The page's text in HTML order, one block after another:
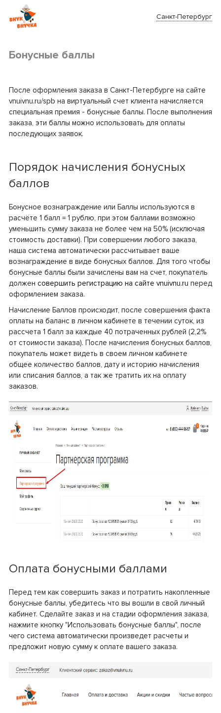
Санкт-Петербург
Бонусные баллы
После оформления заказа в Санкт-Петербурге на сайте
vnuivnu.ru/spb на виртуальный счет клиента начисляется
специальная премия - бонусные баллы. После выполнения
заказа, эти баллы можно использовать для оплаты
последующих заявок.
Порядок начисления бонусных
баллов
Бонусное вознаграждение или Баллы используются в
расчёте 1 балл = 1 рублю, при этом баллами возможно
уменьшить сумму заказа не более чем на 50% (исключая
стоимость доставки). При совершении любого заказа,
наша система автоматически рассчитывает ваше
вознаграждение в виде бонусных баллов. Для того чтобы
бонусные баллы были зачислены вам на счет, покупатель
должен совершить регистрацию на сайте vnuivnu.ru перед
оформлением заказа.
Начисление Баллов происходит, после совершения факта
оплаты на баланс в личном кабинете в течении суток, из
рассчета 1 балл за каждые 40 потраченных рублей (2,2%
от стоимости заказа). После начисления бонусных баллов,
покупатель может видеть в своем личном кабинете
общее количество баллов, дату и историю начисления
или списания баллов, а так же тратить их на оплату
заказов.
Оплата бонусными баллами
Перед тем как совершить заказ и потратить накопленные
бонусные баллы, убедитесь что вы вошли в свой личный
кабинет. Сделайте заказ и на стадии оформления заказа,
нажмите кнопку "Использовать бонусные баллы", после
чего система автоматически произведет расчеты и
предложит новую сумму к оплате вашего заказа.